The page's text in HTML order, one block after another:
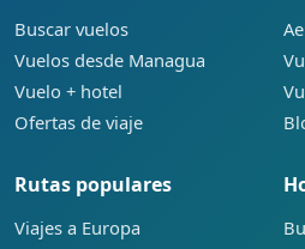
Buscar vuelos
Vuelos desde Managua
Vuelo + hotel
Ofertas de viaje
Rutas populares
Viajes a Europa